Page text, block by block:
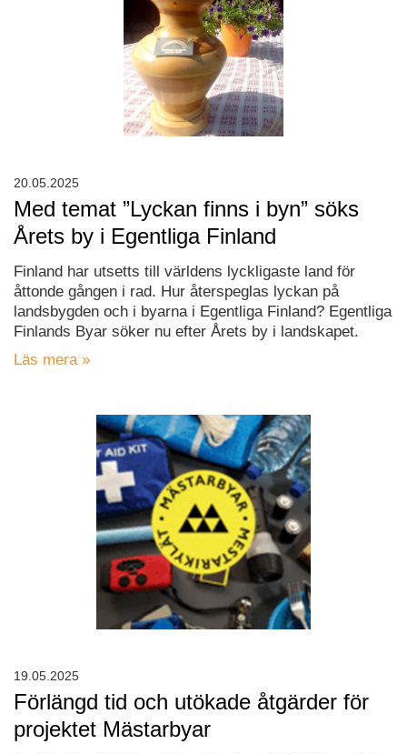
Med temat ”Lyckan finns i byn” söks
Årets by i Egentliga Finland
Finland har utsetts till världens lyckligaste land för
åttonde gången i rad. Hur återspeglas lyckan på
landsbygden och i byarna i Egentliga Finland? Egentliga
Finlands Byar söker nu efter Årets by i landskapet.
Läs mera »
20.05.2025
Förlängd tid och utökade åtgärder för
projektet Mästarbyar
19.05.2025